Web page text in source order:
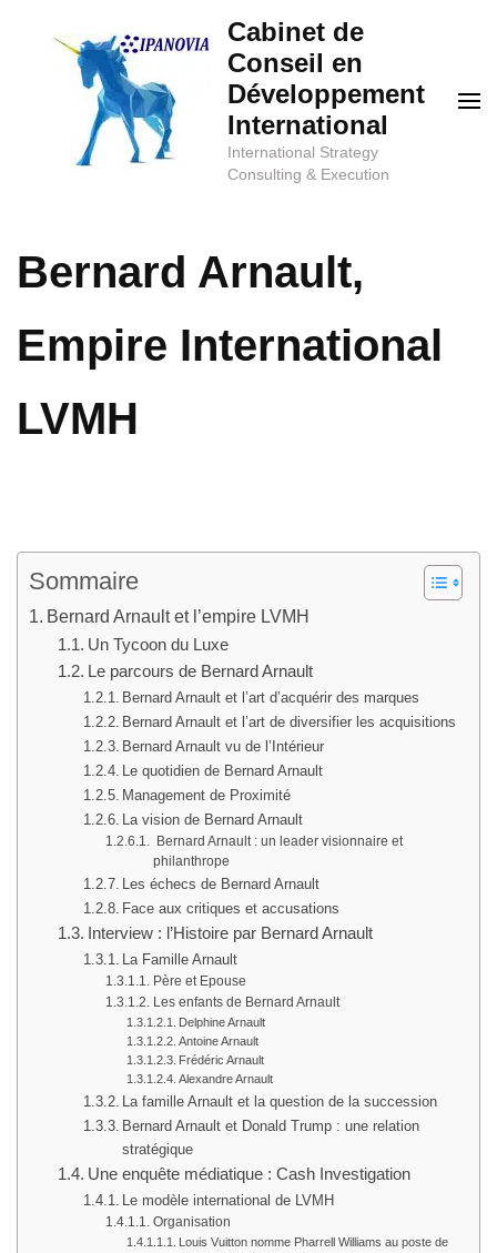
Cabinet de
Conseil en
Développement
International
International Strategy
Consulting & Execution
Bernard Arnault,
Empire International
LVMH
Sommaire
Bernard Arnault et l’empire LVMH
Un Tycoon du Luxe
Le parcours de Bernard Arnault
Bernard Arnault et l’art d’acquérir des marques
Bernard Arnault et l’art de diversifier les acquisitions
Bernard Arnault vu de l’Intérieur
Le quotidien de Bernard Arnault
Management de Proximité
La vision de Bernard Arnault
Bernard Arnault : un leader visionnaire et
philanthrope
Les échecs de Bernard Arnault
Face aux critiques et accusations
Interview : l’Histoire par Bernard Arnault
La Famille Arnault
Père et Epouse
Les enfants de Bernard Arnault
Delphine Arnault
Antoine Arnault
Frédéric Arnault
Alexandre Arnault
La famille Arnault et la question de la succession
Bernard Arnault et Donald Trump : une relation
stratégique
Une enquête médiatique : Cash Investigation
Le modèle international de LVMH
Organisation
Louis Vuitton nomme Pharrell Williams au poste de